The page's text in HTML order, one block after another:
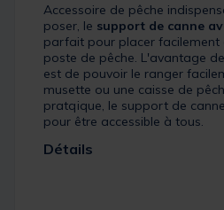
Accessoire de pêche
poser, le support de canne
parfait pour placer facilement
poste de pêche. L'avantage
est de pouvoir le ranger
musette ou une caisse de
pratqique, le support de
pour être accessible à tous.
Détails